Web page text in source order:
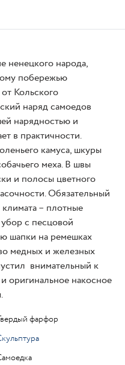
ненецкого народа,
побережью
Кольского
наряд самоедов
нарядностью и
в практичности.
камуса, шкуры
меха. В швы
и полосы цветного
Обязательный
– плотные
с песцовой
шапки на ремешках
медных и железных
внимательный к
оригинальное накосное
фарфор